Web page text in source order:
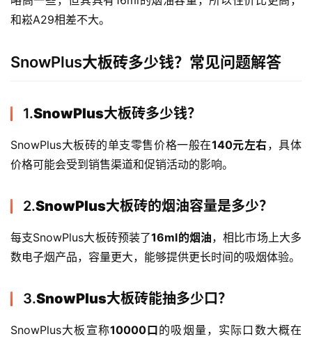
通
配
弹
列
和崧A29相差不大。
SnowPlus大板砖多少钱？常见问题解答
1.SnowPlus大板砖多少钱？
SnowPlus大板砖的单支零售价格一般在140元左右，具体
价格可能会受到销售渠道和促销活动的影响。
2.SnowPlus大板砖的烟油容量是多少？
每支SnowPlus大板砖预装了16ml的烟油，相比市场上大多
数电子烟产品，容量更大，能够提供更长时间的吸烟体验。
3.SnowPlus大板砖能抽多少口？
SnowPlus大板宣称10000口的吸烟量，实际口数大概在